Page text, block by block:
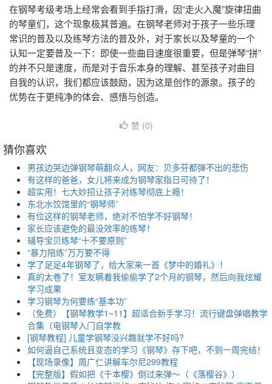
在钢琴考级考场上经常会看到手指打滑，因“走火入魔”旋律扭曲
的琴童们，这个现象极其普遍。在钢琴老师对于孩子一些乐理
常识的普及以及练琴方法的普及外，对于家长以及琴童的一个
认知一定要普及一下：即使一些曲目速度很重要，但是弹琴“拼”
的并不只是速度，而是对于音乐本身的理解、甚至孩子对曲目
自我的认识，我们都应该鼓励，因为这是创作的源泉。孩子的
优势在于更纯净的体会、感悟与创造。
赞 (0)
猜你喜欢
男孩边哭边弹钢琴萌翻众人，网友：贝多芬都弹不出的悲伤
有这样的爸爸，女儿将来成为钢琴家指日可待了！
超实用！七大妙招让孩子对练琴彻底上瘾！
东北水饺馆里的“钢琴师”
有位这样的钢琴老师，绝对不怕学不好钢琴！
家长应该避免的最没效率的练琴！
辅导宝贝练琴“十不要原则”
“暴力陪练”万万要不得
学了足足4年钢琴了，给大家来一首《梦中的婚礼》！
真的太卷了！室友瞒着我偷偷学了2个月的钢琴，然后向我炫耀
学习成果
学习钢琴为何要练“基本功”
（免费）【钢琴教学1~11】超适合新手学习！流行键盘弹唱教学
合集（电钢琴入门自学教
[钢琴教程] 儿童学钢琴没兴趣就学不好吗?
如何逼自己系统且变态的学习《钢琴》存下吧，不到一周完结！
【现场录像】周广仁讲解车尔尼299教程
【完整版】假如把《千本樱》倒过来弹～（《落樱谷》）